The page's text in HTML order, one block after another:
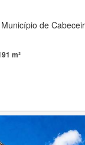
de
m²